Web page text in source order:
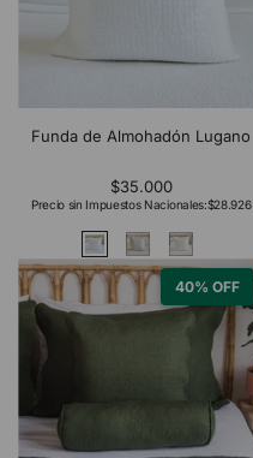
Funda de Almohadón Lugano
$35.000
Precio sin Impuestos Nacionales:$28.926
40% OFF